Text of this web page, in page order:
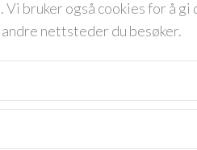
bruker også cookies for å gi
nettsteder du besøker.